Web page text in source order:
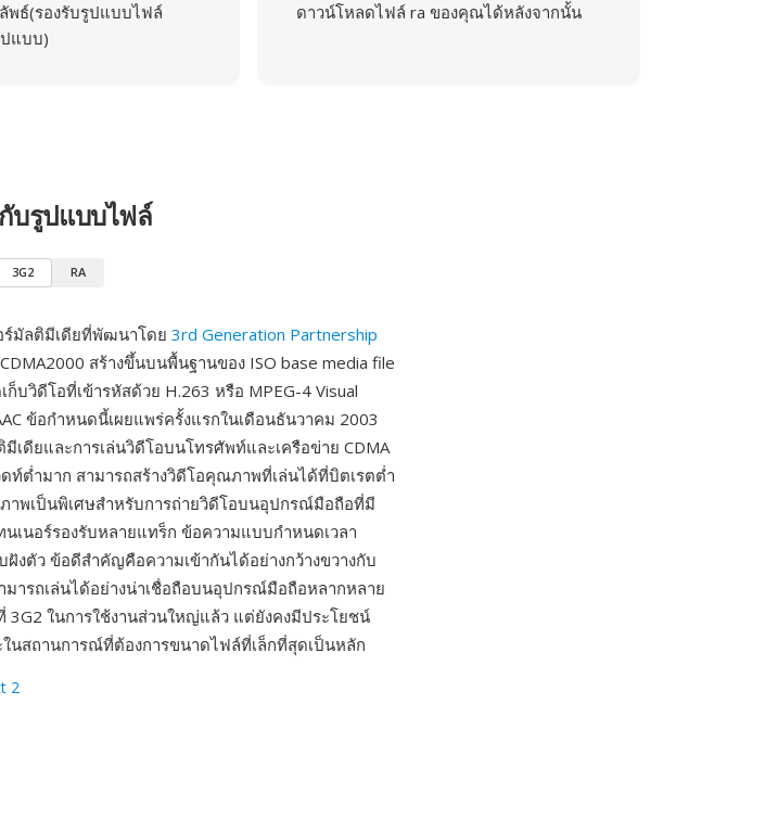
พธ์(รองรับรูปแบบไฟล์
แบบ)
ดาวน์โหลดไฟล์ ra ของคุณได้หลังจากนั้น
บรูปแบบไฟล์
3G2 RA
ร์มัลติมีเดียที่พัฒนาโดย 3rd Generation Partnership
สร้างขึ้นบนพื้นฐานของ ISO base media file
บวิดีโอที่เข้ารหัสด้วย H.263 หรือ MPEG-4 Visual
ข้อกำหนดนี้เผยแพร่ครั้งแรกในเดือนธันวาคม 2003
เดียและการเล่นวิดีโอบนโทรศัพท์และเครือข่าย CDMA
ต่ำมาก สามารถสร้างวิดีโอคุณภาพที่เล่นได้ที่บิตเรตต่ำ
าพเป็นพิเศษสำหรับการถ่ายวิดีโอบนอุปกรณ์มือถือที่มี
เนอร์รองรับหลายแทร็ก ข้อความแบบกำหนดเวลา
งตัว ข้อดีสำคัญคือความเข้ากันได้อย่างกว้างขวางกับ
ารถเล่นได้อย่างน่าเชื่อถือบนอุปกรณ์มือถือหลากหลาย
3G2 ในการใช้งานส่วนใหญ่แล้ว แต่ยังคงมีประโยชน์
นสถานการณ์ที่ต้องการขนาดไฟล์ที่เล็กที่สุดเป็นหลัก
2